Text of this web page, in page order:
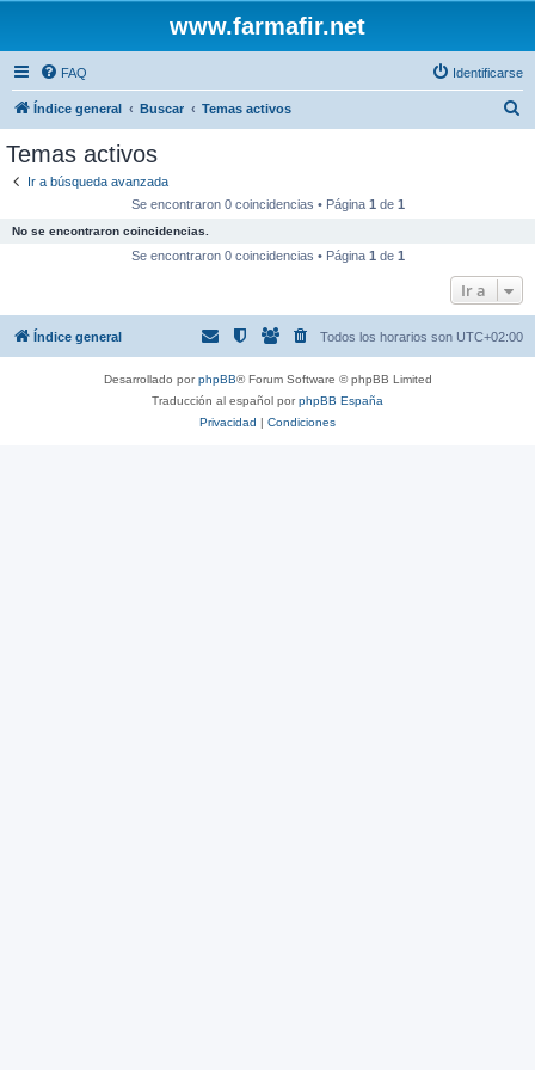
www.farmafir.net
FAQ Identificarse
Índice general Buscar Temas activos
Temas activos
Ir a búsqueda avanzada
Se encontraron 0 coincidencias • Página 1 de 1
No se encontraron coincidencias.
Se encontraron 0 coincidencias • Página 1 de 1
Ir a
Índice general Todos los horarios son UTC+02:00
Desarrollado porphpBB® Forum Software © phpBB Limited
Traducción al español porphpBB España
Privacidad | Condiciones